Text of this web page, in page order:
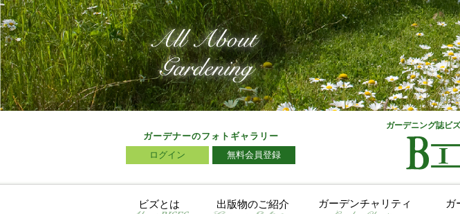
ガーデニング誌ビ
ガーデナーのフォトギャラリー
ログイン
無料会員登録
ビズとは 出版物のご紹介 ガーデンチャリティ ガ